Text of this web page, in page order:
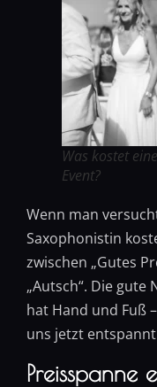
Was kostet
Event?
Wenn man
Saxophonistin
zwischen „Gutes
„Autsch“. Die gute
hat Hand und Fuß
uns jetzt
Preisspanne